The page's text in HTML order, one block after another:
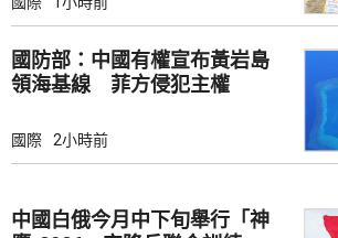
國防部：中國有權宣布黃岩島
領海基線 菲方侵犯主權
國際 2小時前
中國白俄今月中下旬舉行「神